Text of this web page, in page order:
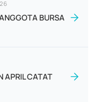
BURSA
APRIL CATAT